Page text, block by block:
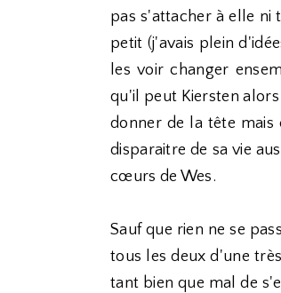
pas s'attacher à elle ni
petit (j'avais plein
les voir changer
qu'il peut Kiersten
donner de la tête
disparaitre de sa vie
cœurs de Wes.
Sauf que rien ne se
tous les deux d'une
tant bien que mal de